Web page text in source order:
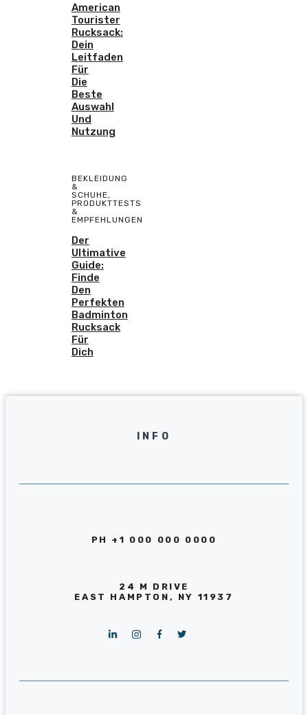
American
Tourister
Rucksack:
Dein
Leitfaden
Für
Die
Beste
Auswahl
Und
Nutzung
BEKLEIDUNG
&
SCHUHE,
PRODUKTTESTS
&
EMPFEHLUNGEN
Der
Ultimative
Guide:
Finde
Den
Perfekten
Badminton
Rucksack
Für
Dich
INFO
PH +1 000 000 0000
24 M DRIVE
EAST HAMPTON, NY 11937